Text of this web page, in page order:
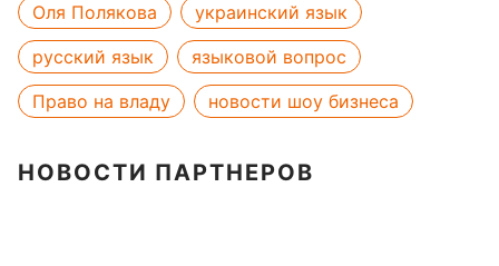
Оля Полякова
украинский язык
русский язык
языковой вопрос
Право на владу
новости шоу бизнеса
НОВОСТИ ПАРТНЕРОВ